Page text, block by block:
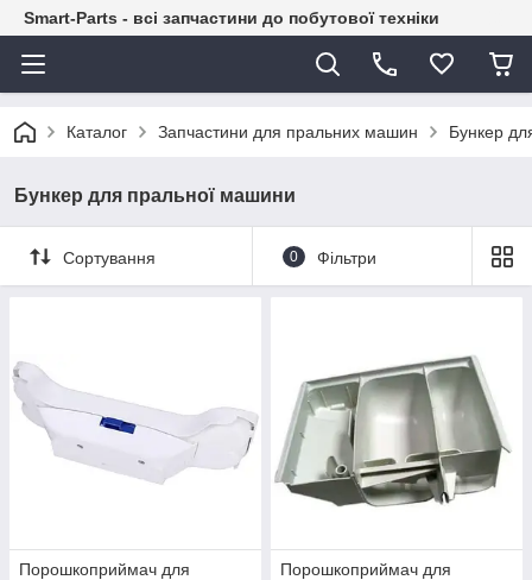
Smart-Parts - всі запчастини до побутової техніки
Каталог Запчастини для пральних машин Бункер
Бункер для пральної машини
Сортування 0 Фільтри
Порошкоприймач для
Порошкоприймач для